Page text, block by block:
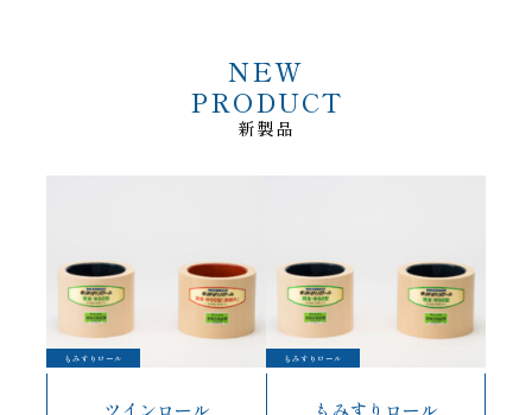
NEW
PRODUCT
新製品
もみすりロール
ツインロール
もみすりロール
もみすりロール